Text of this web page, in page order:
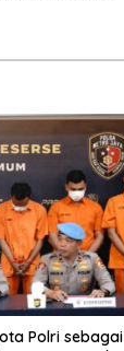
Polri sebagai